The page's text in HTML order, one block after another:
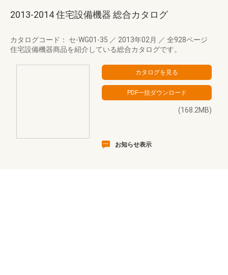
2013-2014 住宅設備機器 総合カタログ
カタログコード： セ-WG01-35 ／ 2013年02月 ／ 全928ページ
住宅設備機器商品を紹介している総合カタログです。
(168.2MB)
お知らせ表示